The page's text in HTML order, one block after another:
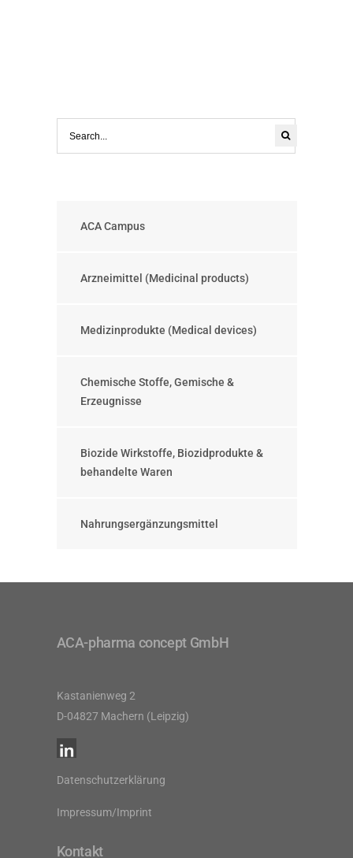
ACA Campus
Arzneimittel (Medicinal products)
Medizinprodukte (Medical devices)
Chemische Stoffe, Gemische &
Erzeugnisse
Biozide Wirkstoffe, Biozidprodukte &
behandelte Waren
Nahrungsergänzungsmittel
ACA-pharma concept GmbH
Kastanienweg 2
D-04827 Machern (Leipzig)
Datenschutzerklärung
Impressum/Imprint
Kontakt